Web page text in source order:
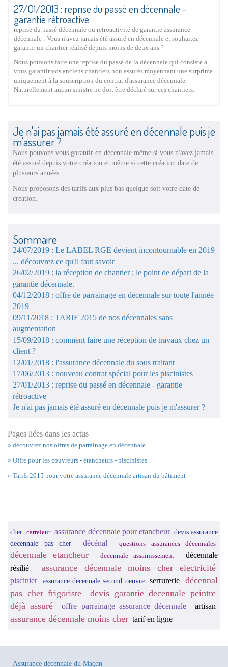
27/01/2013 : reprise du passé en décennale -
garantie rétroactive
reprise du passé décennale ou retroactivité de garantie assurance
décennale : Vous n'avez jamais été assuré en décennale et souhaitez
garantir un chantier réalisé depuis moins de deux ans ?
Nous pouvons faire une reprise du passé de la décennale qui consiste à
vous garantir vos anciens chantiers non assurés moyennant une surprime
uniquement à la souscription du contrat d'assurance décennale.
Naturellement aucun sinistre ne doit être déclaré sur ces chantiers.
Je n'ai pas jamais été assuré en décennale puis je
m'assurer ?
Nous pouvons vous garantir en décennale même si vous n'avez jamais
été assuré depuis votre création et même si cette création date de
plusieurs années.
Nous proposons des tarifs aux plus bas quelque soit votre date de
création.
Sommaire
24/07/2019 : Le LABEL RGE devient incontournable en 2019
... découvrez ce qu'il faut savoir
26/02/2019 : la réception de chantier ; le point de départ de la
garantie décennale.
04/12/2018 : offre de parrainage en décennale sur toute l'année
2019
09/11/2018 : TARIF 2015 de nos décennales sans
augmentation
15/09/2018 : comment faire une réception de travaux chez un
client ?
12/01/2018 : l'assurance décennale du sous traitant
17/06/2013 : nouveau contrat spécial pour les piscinistes
27/01/2013 : reprise du passé en décennale - garantie
rétroactive
Je n'ai pas jamais été assuré en décennale puis je m'assurer ?
Pages liées dans les actus
» découvrez nos offres de parrainage en décennale
» Offre pour les couvreurs - étancheurs - piscinistes
» Tarifs 2015 pour votre assurance décennale artisan du bâtiment
cher carreleur assurance décennale pour etancheur devis assurance
decennale pas cher
décénal questions assurances décennales
décennale etancheur decennale assainissement
décennale
résilié
assurance décennale moins cher electricité
piscinier assurance decennale second oeuvre serrurerie
décennal
pas cher frigoriste
devis garantie decennale peintre
déjà assuré
offre parrainage assurance décennale artisan
assurance décennale moins cher tarif en ligne
Assurance décennale du Maçon